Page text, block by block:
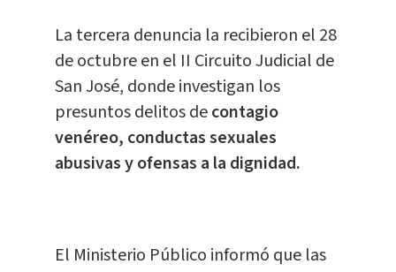
La tercera denuncia la recibieron el 28
de octubre en el II Circuito Judicial de
San José, donde investigan los
presuntos delitos decontagio
venéreo, conductas sexuales
abusivas y ofensas a la dignidad.
El Ministerio Público informó que las